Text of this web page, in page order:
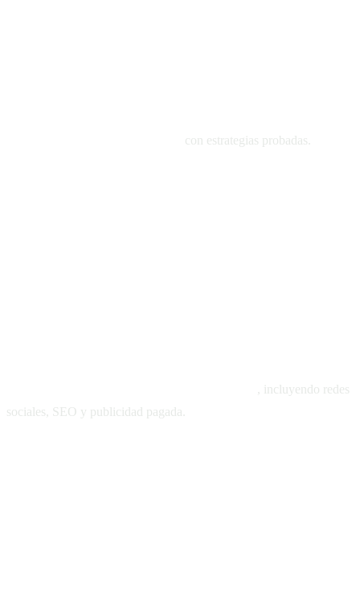
con estrategias probadas.
, incluyendo redes
sociales, SEO y publicidad pagada.